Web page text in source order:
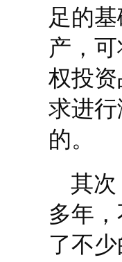
足的
产，
权投
求进
的。
其次
多年
了不